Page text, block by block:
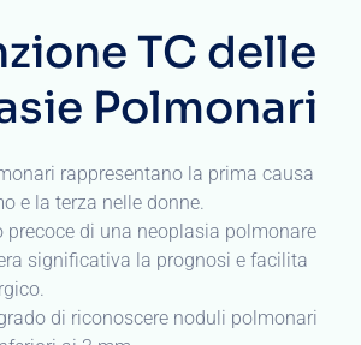
TC delle
Polmonari
rappresentano la prima causa
e la terza nelle donne.
precoce di una neoplasia polmonare
significativa la prognosi e facilita
di riconoscere noduli polmonari